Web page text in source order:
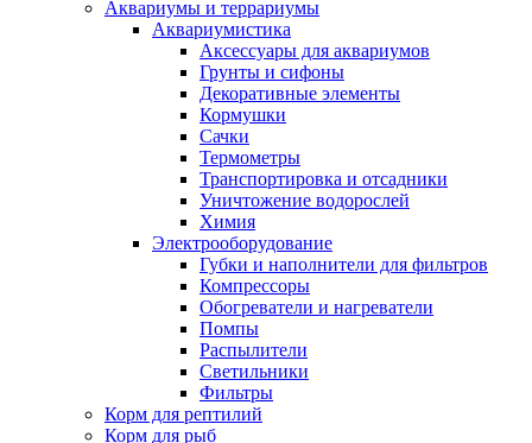
Аквариумы и террариумы
Аквариумистика
Аксессуары для аквариумов
Грунты и сифоны
Декоративные элементы
Кормушки
Сачки
Термометры
Транспортировка и отсадники
Уничтожение водорослей
Химия
Электрооборудование
Губки и наполнители для фильтров
Компрессоры
Обогреватели и нагреватели
Помпы
Распылители
Светильники
Фильтры
Корм для рептилий
Корм для рыб